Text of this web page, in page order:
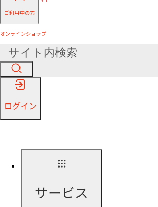
ご利用中の方
オンラインショップ
ログイン
サービス